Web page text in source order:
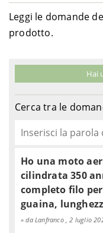
Leggi le domande
prodotto.
Hai
Cerca tra le
Ho una moto
cilindrata 350
completo filo
guaina,
da Lanfranco , 2 luglio